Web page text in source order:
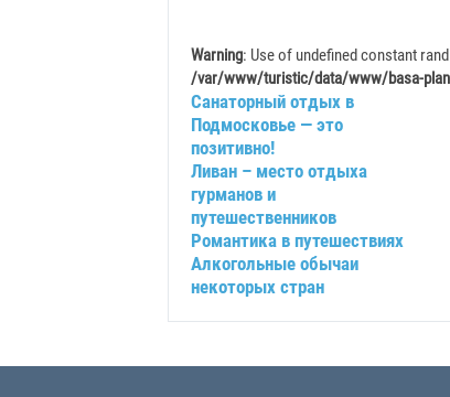
Warning: Use of undefined constant
/var/www/turistic/data/www/basa-
Санаторный отдых в
Подмосковье — это
позитивно!
Ливан – место отдыха
гурманов и
путешественников
Романтика в путешествиях
Алкогольные обычаи
некоторых стран